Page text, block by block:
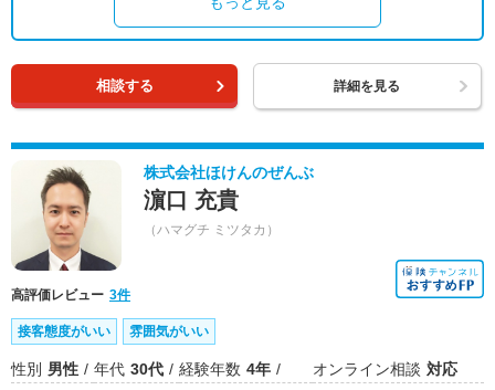
相談する 詳細を見る
株式会社ほけんのぜんぶ
濵口 充貴
（ハマグチ ミツタカ）
高評価レビュー 3件
接客態度がいい 雰囲気がいい
性別 男性 年代 30代 経験年数 4年 オンライン相談 対応